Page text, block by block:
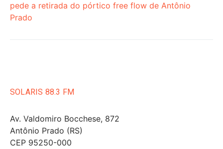
pede a retirada do pórtico free flow de Antônio
Prado
SOLARIS 88.3 FM
Av. Valdomiro Bocchese, 872
Antônio Prado (RS)
CEP 95250-000